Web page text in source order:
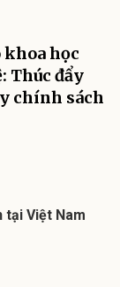
khoa học
Thúc đẩy
chính sách
tại Việt Nam